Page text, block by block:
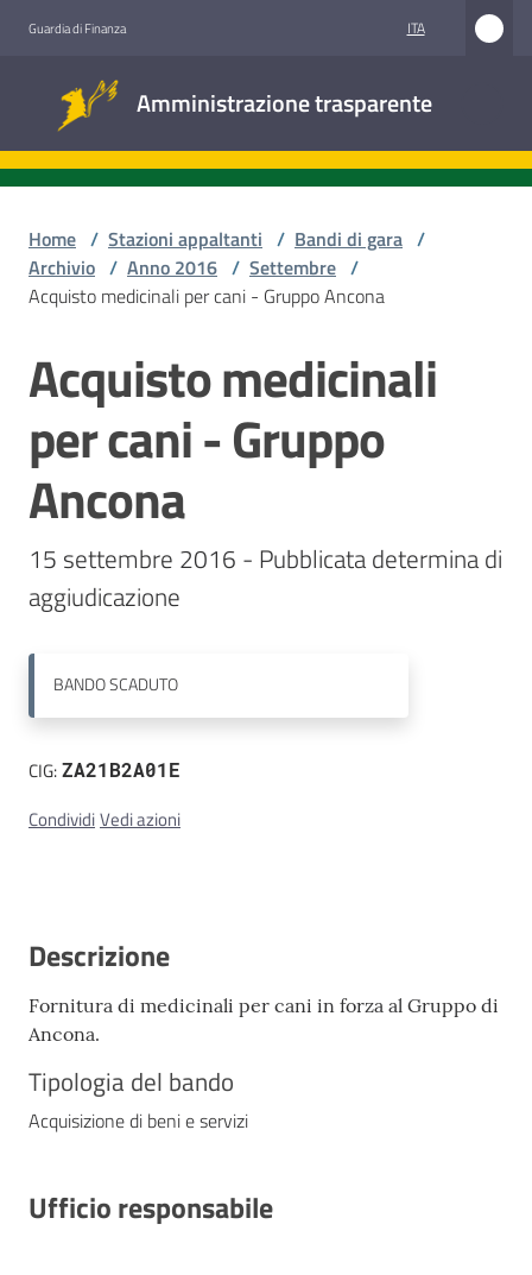
Guardia di Finanza ITA
Amministrazione trasparente
trasparente
Accesso
Stazioni
appaltanti
Contatti
Home / Stazioni appaltanti / Bandi di gara /
Archivio / Anno 2016 / Settembre /
Acquisto medicinali per cani - Gruppo Ancona
Salta al contenuto
Acquisto medicinali
per cani - Gruppo
Ancona
15 settembre 2016 - Pubblicata determina di
aggiudicazione
BANDOSCADUTO
CIG:ZA21B2A01E
CondividiVedi azioni
Descrizione
Fornitura di medicinali per cani in forza al Gruppo di
Ancona.
Tipologia del bando
Acquisizione di beni e servizi
Ufficio responsabile